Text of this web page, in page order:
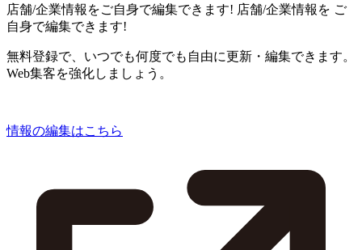
店舗/企業情報をご自身で編集できます! 店舗/企業情報を ご
自身で編集できます!
無料登録で、いつでも何度でも自由に更新・編集できます。
Web集客を強化しましょう。
情報の編集はこちら